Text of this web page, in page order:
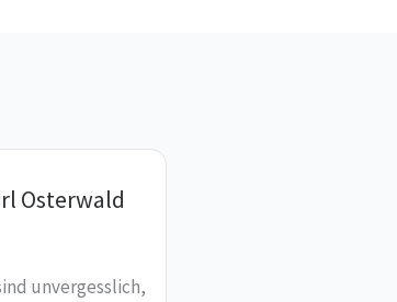
Osterwald
unvergesslich,